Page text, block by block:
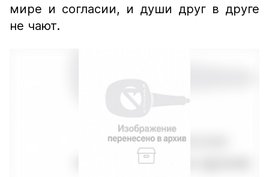
мире и согласии, и души друг в друге
не чают.